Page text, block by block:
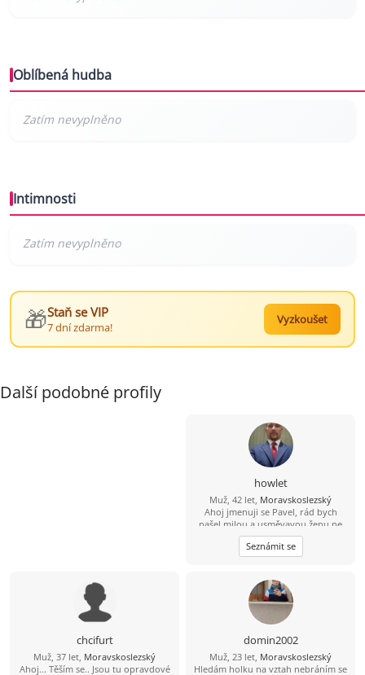
Oblíbená hudba
Intimnosti
🎁Staň se VIP
7 dní zdarma!
Vyzkoušet
Další podobné profily
howlet
Muž, 42 let, Moravskoslezský
Ahoj jmenuji se Pavel, rád bych
našel milou a usměvavou ženu ne
jen na pokec ale pokud možno i na
vážný vztah mezi 26 a 49 lety, pokud
budeš chtít ozvi se, budu moc rád
Seznámit se
chcifurt
Muž, 37 let, Moravskoslezský
Ahoj... Těším se.. Jsou tu opravdové
domin2002
Muž, 23 let, Moravskoslezský
Hledám holku na vztah nebráním se